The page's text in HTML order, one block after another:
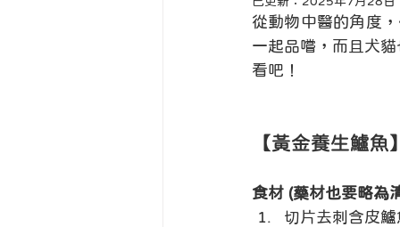
從動物中醫的角度
一起品嚐，而且犬
看吧！
【黃金養生鱸魚】
食材 (藥材也要略為
切片去刺含皮鱸